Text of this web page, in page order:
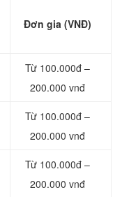
Đơn gia (VNĐ)
Từ 100.000đ –
200.000 vnđ
Từ 100.000đ –
200.000 vnđ
Từ 100.000đ –
200.000 vnđ